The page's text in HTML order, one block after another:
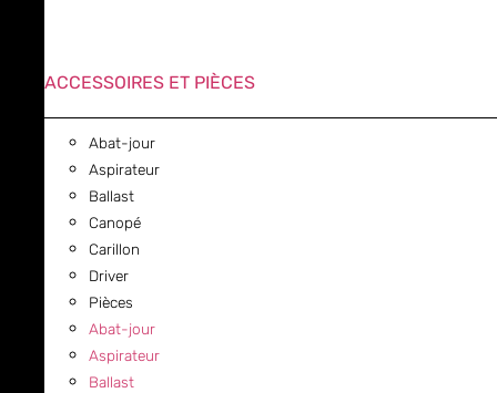
ACCESSOIRES ET PIÈCES
Abat-jour
Aspirateur
Ballast
Canopé
Carillon
Driver
Pièces
Abat-jour
Aspirateur
Ballast